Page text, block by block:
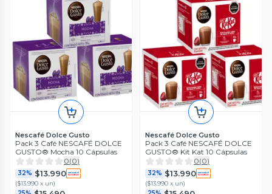
Nescafé Dolce Gusto
Pack 3 Café NESCAFÉ DOLCE
GUSTO® Mocha 10 Cápsulas
0(0)
32% $13.990
($13.990 x un)
Nescafé Dolce Gusto
Pack 3 Café NESCAFÉ DOLCE
GUSTO® Kit Kat 10 Cápsulas
0(0)
32% $13.990
($13.990 x un)